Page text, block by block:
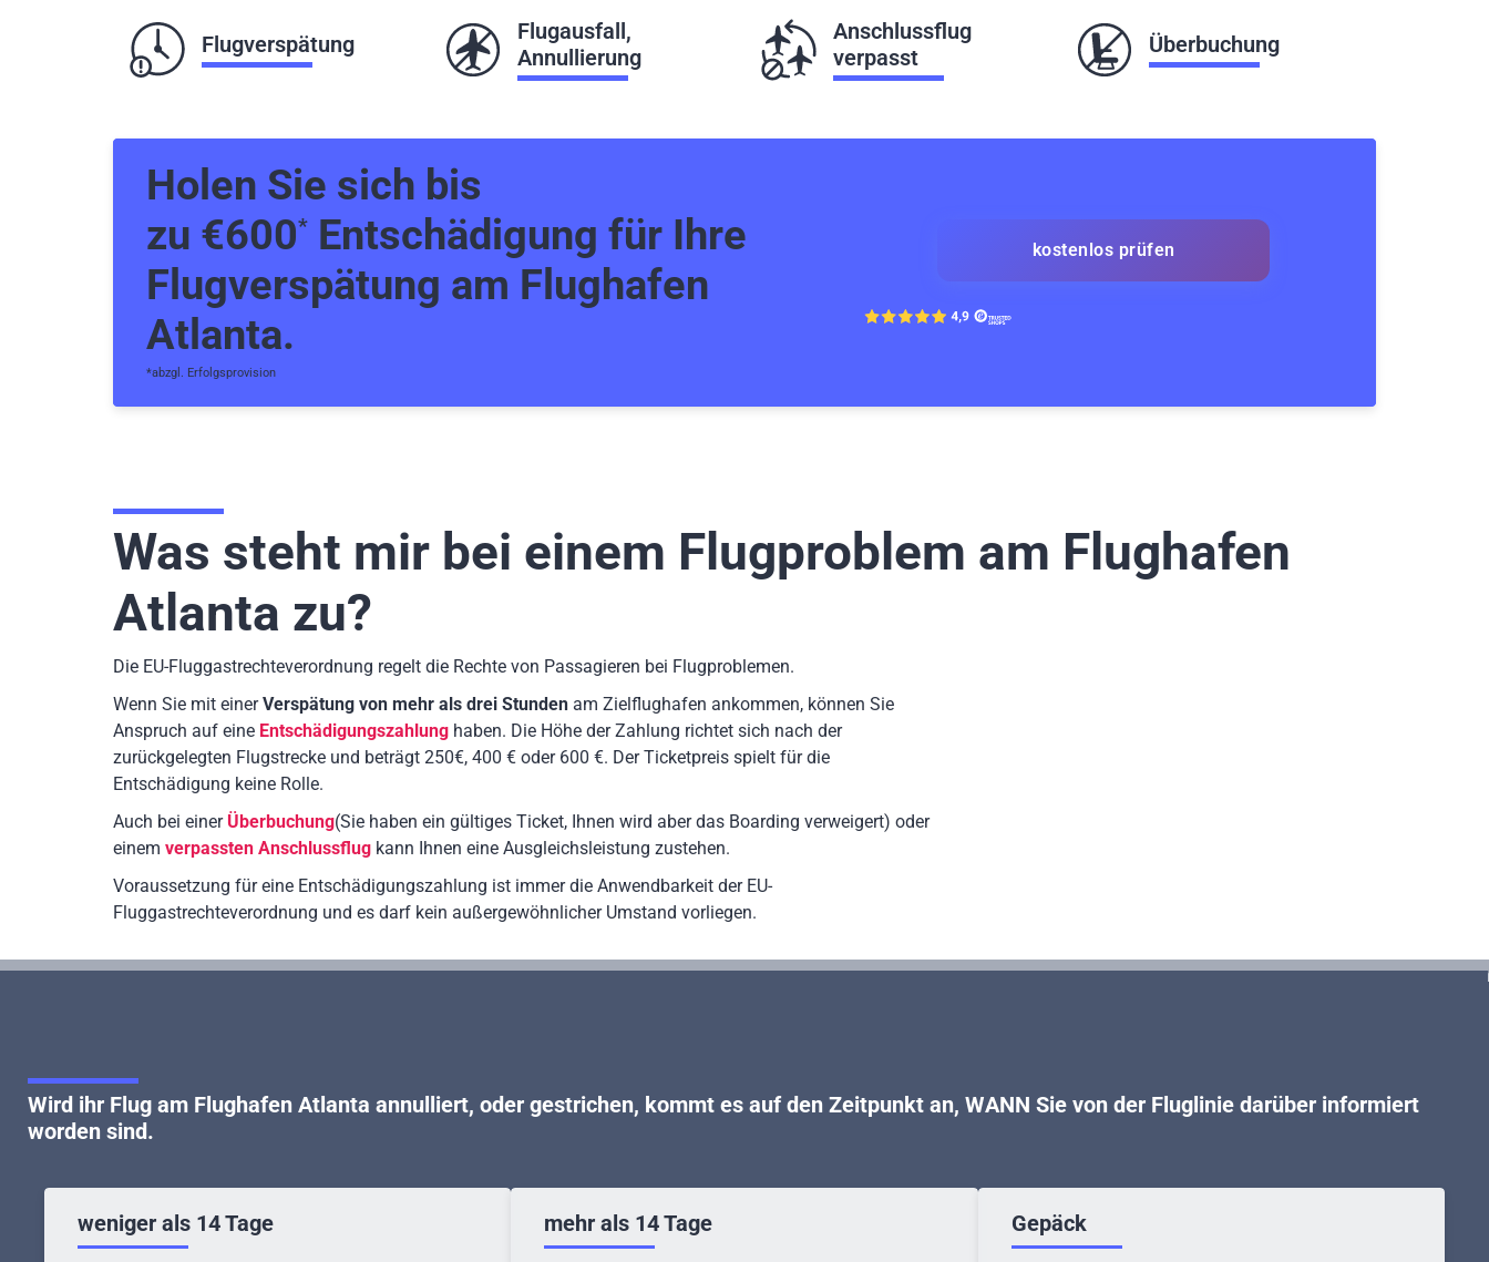
Flugverspätung
Flugausfall,
Annullierung
Anschlussflug
verpasst
Überbuchung
Holen Sie sich bis
zu €600* Entschädigung für Ihre
Flugverspätung am Flughafen
Atlanta.
*abzgl. Erfolgsprovision
kostenlos prüfen
Was steht mir bei einem Flugproblem am Flughafen
Atlanta zu?
Die EU-Fluggastrechteverordnung regelt die Rechte von Passagieren bei Flugproblemen.
Wenn Sie mit einerVerspätung von mehr als drei Stunden am Zielflughafen ankommen, können Sie
Anspruch auf eine Entschädigungszahlung haben. Die Höhe der Zahlung richtet sich nach der
zurückgelegten Flugstrecke und beträgt 250€, 400 € oder 600 €. Der Ticketpreis spielt für die
Entschädigung keine Rolle.
Auch bei einer Überbuchung(Sie haben ein gültiges Ticket, Ihnen wird aber das Boarding verweigert) oder
einem verpassten Anschlussflug kann Ihnen eine Ausgleichsleistung zustehen.
Voraussetzung für eine Entschädigungszahlung ist immer die Anwendbarkeit der EU-
Fluggastrechteverordnung und es darf kein außergewöhnlicher Umstand vorliegen.
Wird ihr Flug am Flughafen Atlanta annulliert, oder gestrichen, kommt es auf den Zeitpunkt an, WANN Sie von der Fluglinie darüber informiert
worden sind.
weniger als 14 Tage mehr als 14 Tage Gepäck